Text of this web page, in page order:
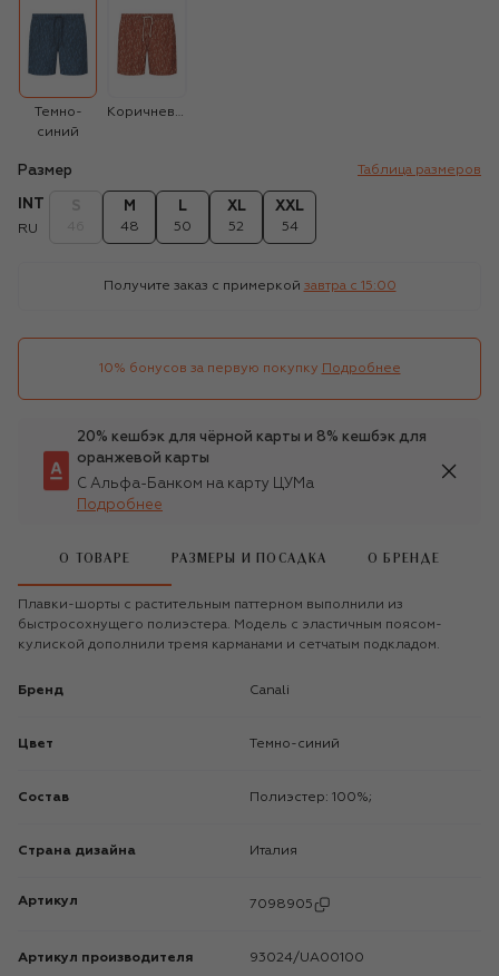
Темно-
синий
Коричневый
Размер Таблица размеров
INT
RU
M
48
L
50
XL
52
XXL
54
Получите заказ с примеркой завтра c 15:00
10% бонусов за первую покупку Подробнее
20% кешбэк для чёрной карты и 8% кешбэк для
оранжевой карты
С Альфа-Банком на карту ЦУМа
Подробнее
О ТОВАРЕ РАЗМЕРЫ И ПОСАДКА О БРЕНДЕ
Плавки-шорты с растительным паттерном выполнили из
быстросохнущего полиэстера. Модель с эластичным поясом-
кулиской дополнили тремя карманами и сетчатым подкладом.
Бренд Canali
Цвет Темно-синий
Состав Полиэстер: 100%;
Страна дизайна Италия
Артикул 7098905
Артикул производителя 93024/UA00100